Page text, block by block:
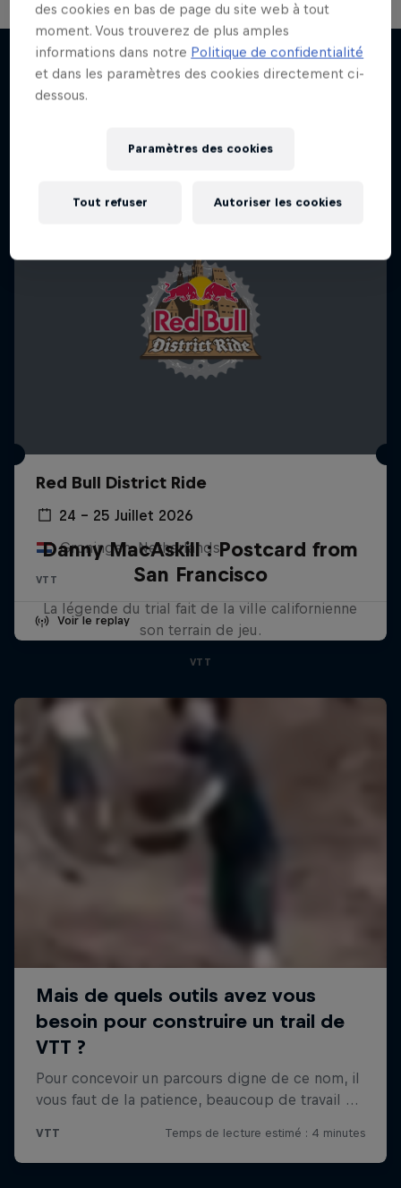
J'EN VEUX ENCORE !
On Track
Roulez aux côtés des meilleurs enduristes VTT
Red Bull District Ride
24 – 25 Juillet 2026
Groningen, Netherlands
VTT
Voir le replay
Danny MacAskill : Postcard from
San Francisco
La légende du trial fait de la ville californienne
son terrain de jeu.
VTT
des cookies en bas de page du site web à tout
moment. Vous trouverez de plus amples
informations dans notre Politique de confidentialité
et dans les paramètres des cookies directement ci-
dessous.
Paramètres des cookies
Tout refuser Autoriser les cookies